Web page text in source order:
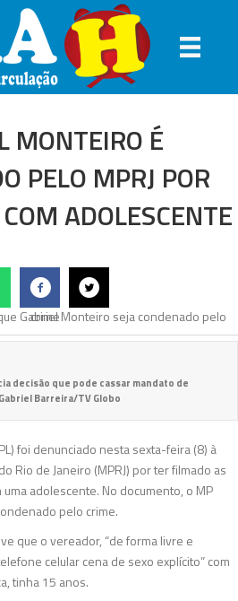
MONTEIRO É
PELO MPRJ POR
ADOLESCENTE
decisão que pode cassar mandato de
Barreira/TV Globo
foi denunciado nesta sexta-feira (8) à
Rio de Janeiro (MPRJ) por ter filmado as
adolescente. No documento, o MP
pelo crime.
que o vereador, “de forma livre e
celular cena de sexo explícito” com
tinha 15 anos.